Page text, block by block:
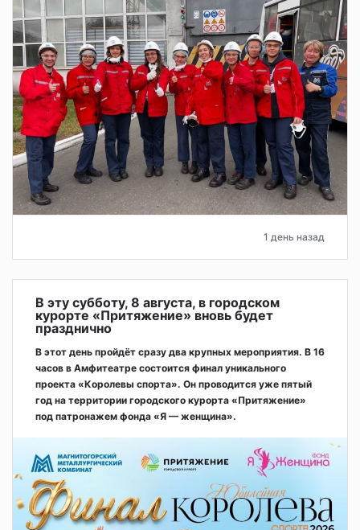
1 день назад
В эту субботу, 8 августа, в городском
курорте «Притяжение» вновь будет
празднично
В этот день пройдёт сразу два крупных мероприятия. В 16
часов в Амфитеатре состоится финал уникального
проекта «Королевы спорта». Он проводится уже пятый
год на территории городского курорта «Притяжение»
под патронажем фонда «Я — женщина».